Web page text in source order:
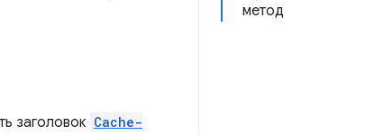
метод
заголовок Cache-